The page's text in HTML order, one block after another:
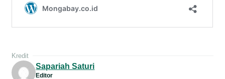
Kredit
Sapariah Saturi
Editor